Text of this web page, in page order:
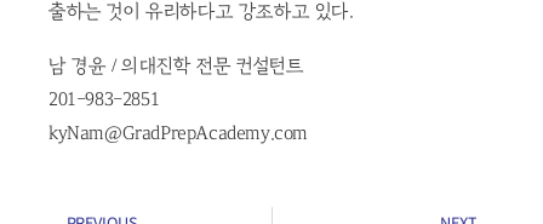
출하는 것이 유리하다고 강조하고 있다.
남 경윤 / 의대진학 전문 컨설턴트
201-983-2851
kyNam@GradPrepAcademy.com